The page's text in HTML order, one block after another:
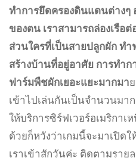
ทำการยึดครองดินแดนต่างๆ
ของตน เราสามารถล่องเรือ
ส่วนใครที่เป็นสายปลูกผัก ท
สร้างบ้านที่อยู่อาศัย การทำ
ฟาร์มพืชผักเยอะแยะมากมา
เข้าไปเล่นกันเป็นจำนวนมา
ให้บริการซิร์ฟเวอร์อเมริกาเ
ด้วยก็หวังว่าเกมนี้จะมาเปิด
เราเข้าสักวันค่ะ ติดตามราย